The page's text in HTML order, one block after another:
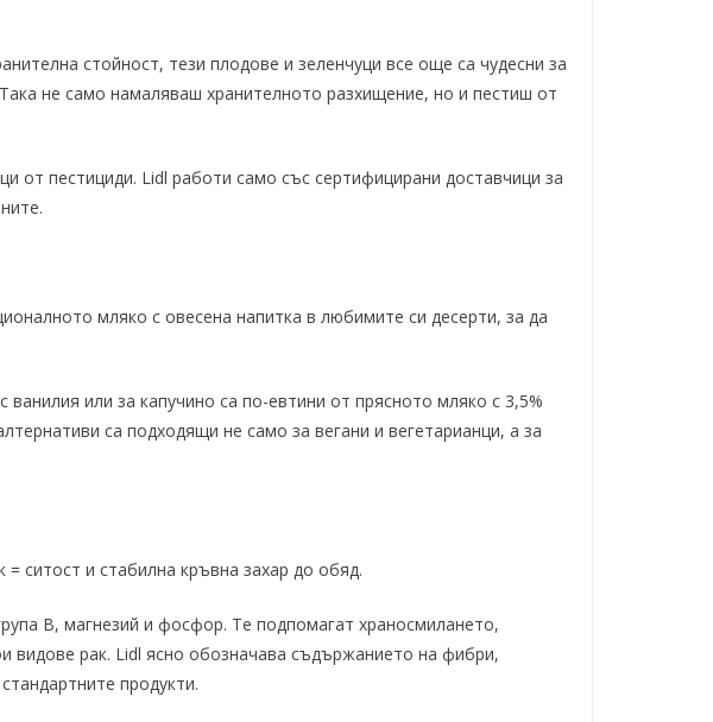
стойност, тези плодове и зеленчуци все още са чудесни за
не само намаляваш хранителното разхищение, но и пестиш от
от пестициди. Lidl работи само със сертифицирани доставчици за
мляко с овесена напитка в любимите си десерти, за да
или за капучино са по-евтини от прясното мляко с 3,5%
са подходящи не само за вегани и вегетарианци, а за
ситост и стабилна кръвна захар до обяд.
B, магнезий и фосфор. Те подпомагат храносмилането,
видове рак. Lidl ясно обозначава съдържанието на фибри,
продукти.